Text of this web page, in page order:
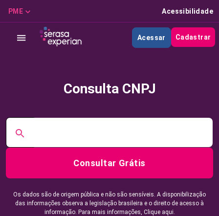
PME Acessibilidade
Acessar Cadastrar
Consulta CNPJ
Consultar Grátis
Os dados são de origem pública e não são sensíveis. A disponibilização
das informações observa a legislação brasileira e o direito de acesso à
informação. Para mais informações, Clique aqui.